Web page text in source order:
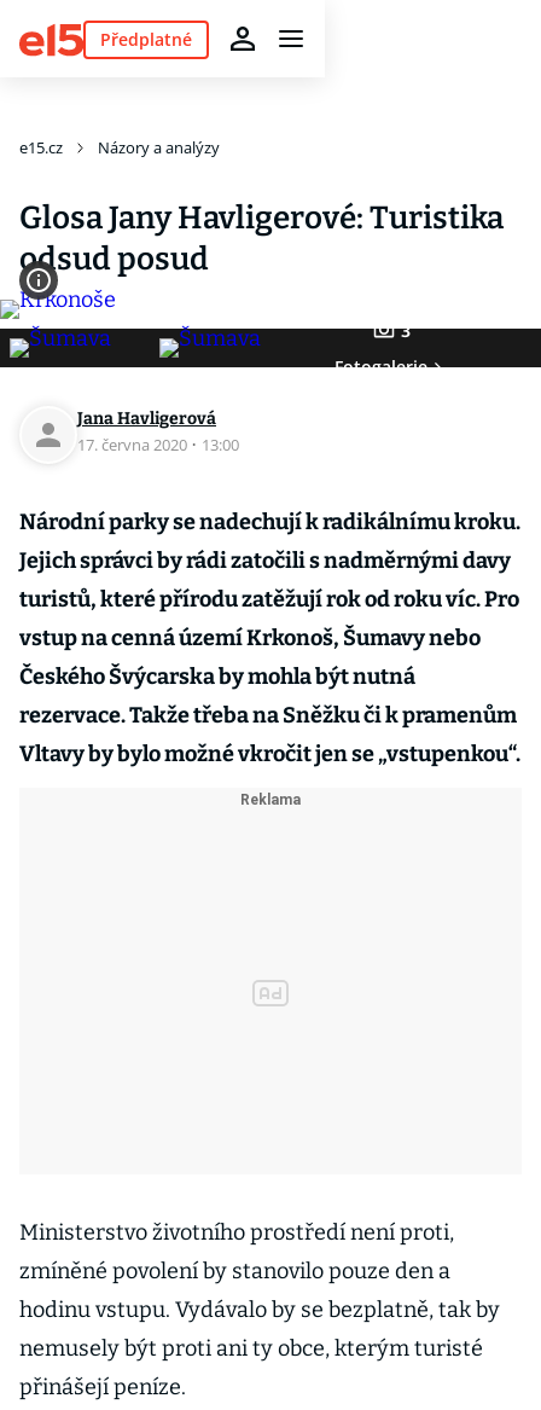
Předplatné
e15.cz Názory a analýzy
Glosa Jany Havligerové: Turistika
odsud posud
3
Fotogalerie
Jana Havligerová
17. června 2020 · 13:00
Národní parky se nadechují k radikálnímu kroku.
Jejich správci by rádi zatočili s nadměrnými davy
turistů, které přírodu zatěžují rok od roku víc. Pro
vstup na cenná území Krkonoš, Šumavy nebo
Českého Švýcarska by mohla být nutná
rezervace. Takže třeba na Sněžku či k pramenům
Vltavy by bylo možné vkročit jen se „vstupenkou“.
Ministerstvo životního prostředí není proti,
zmíněné povolení by stanovilo pouze den a
hodinu vstupu. Vydávalo by se bezplatně, tak by
nemusely být proti ani ty obce, kterým turisté
přinášejí peníze.